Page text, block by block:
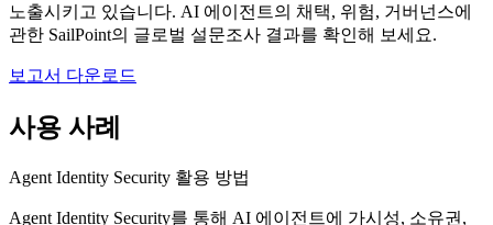
노출시키고 있습니다. AI 에이전트의 채택, 위험, 거버넌스에
관한 SailPoint의 글로벌 설문조사 결과를 확인해 보세요.
보고서 다운로드
사용 사례
Agent Identity Security 활용 방법
Agent Identity Security를 통해 AI 에이전트에 가시성, 소유권,